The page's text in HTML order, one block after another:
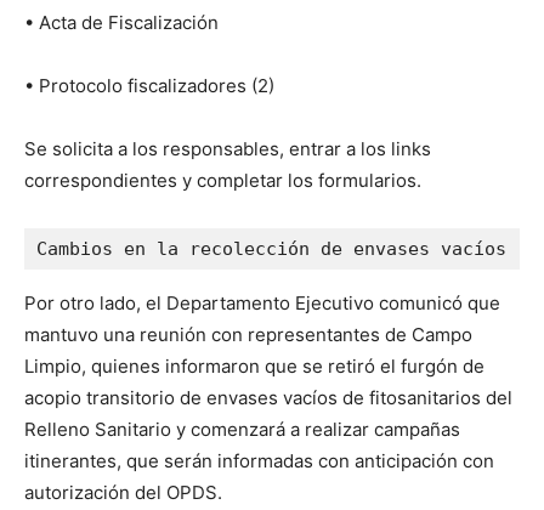
• Acta de Fiscalización
• Protocolo fiscalizadores (2)
Se solicita a los responsables, entrar a los links
correspondientes y completar los formularios.
Cambios en la recolección de envases vacíos
Por otro lado, el Departamento Ejecutivo comunicó que
mantuvo una reunión con representantes de Campo
Limpio, quienes informaron que se retiró el furgón de
acopio transitorio de envases vacíos de fitosanitarios del
Relleno Sanitario y comenzará a realizar campañas
itinerantes, que serán informadas con anticipación con
autorización del OPDS.